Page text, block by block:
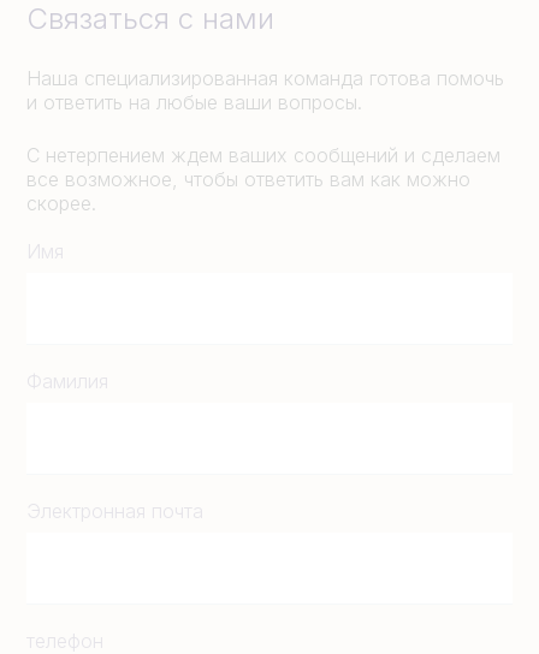
Связаться с нами
Наша специализированная команда готова помочь
и ответить на любые ваши вопросы.
С нетерпением ждем ваших сообщений и сделаем
все возможное, чтобы ответить вам как можно
скорее.
Имя
Фамилия
Электронная почта
телефон